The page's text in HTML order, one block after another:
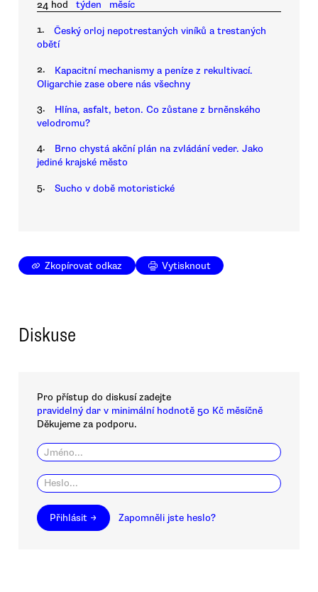
24 hod
týden měsíc
1.
Český orloj nepotrestaných viníků a trestaných
obětí
2.
Kapacitní mechanismy a peníze z rekultivací.
Oligarchie zase obere nás všechny
3.
Hlína, asfalt, beton. Co zůstane z brněnského
velodromu?
4.
Brno chystá akční plán na zvládání veder. Jako
jediné krajské město
5. Sucho v době motoristické
Zkopírovat odkaz Vytisknout
Diskuse
Pro přístup do diskusí zadejte
pravidelný dar v minimální hodnotě 50 Kč měsíčně
Děkujeme za podporu.
Přihlásit → Zapomněli jste heslo?